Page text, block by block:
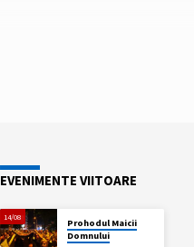
EVENIMENTE VIITOARE
14/08
Prohodul Maicii
Domnului